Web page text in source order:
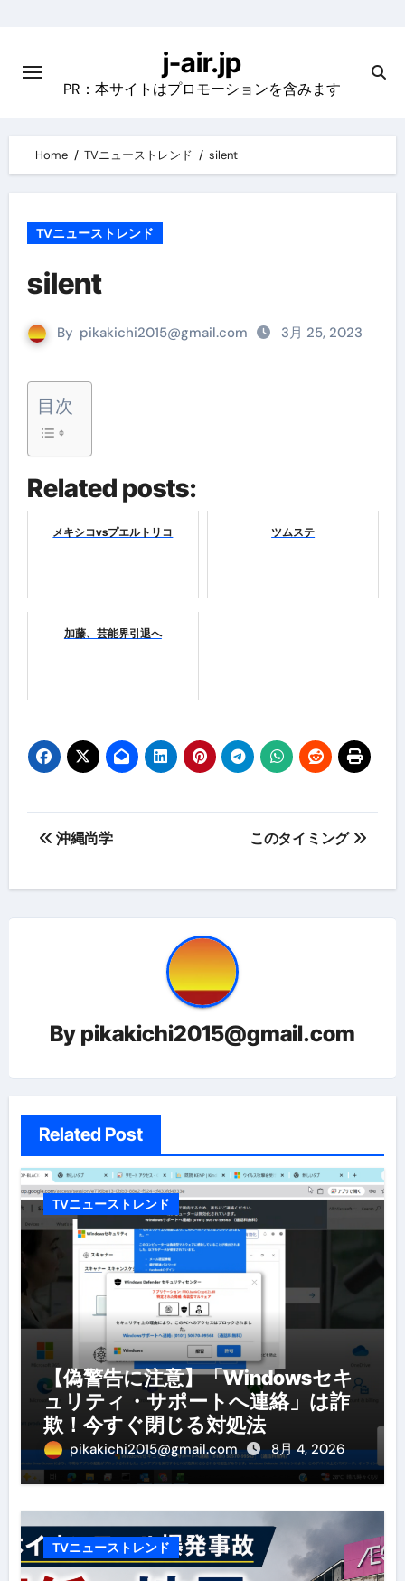
content
j-air.jp
PR：本サイトはプロモーションを含みます
Home TVニューストレンド silent
TVニューストレンド
silent
By pikakichi2015@gmail.com 3月 25, 2023
目次
Related posts:
メキシコvsプエルトリコ ツムステ
加藤、芸能界引退へ
投
シ
ョ
ン
沖縄尚学 このタイミング
By pikakichi2015@gmail.com
Related Post
TVニューストレンド
【偽警告に注意】「Windowsセキ
ュリティ・サポートへ連絡」は詐
欺！今すぐ閉じる対処法
pikakichi2015@gmail.com 8月 4, 2026
TVニューストレンド